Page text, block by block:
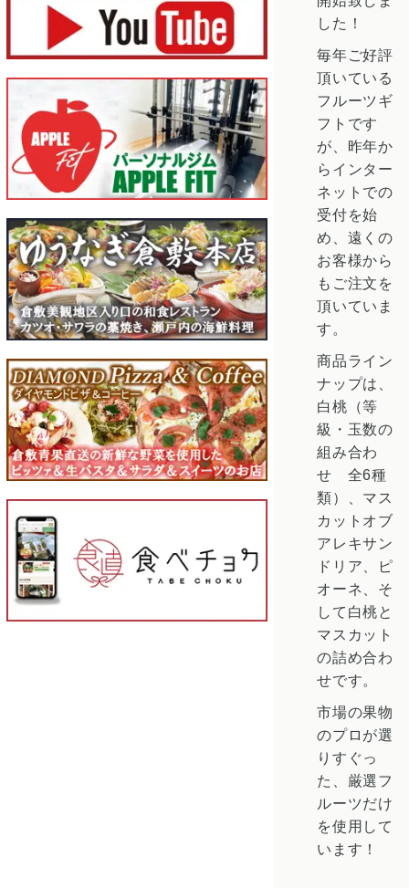
した！
毎年ご好評
頂いている
フルーツギ
フトです
が、昨年か
らインター
ネットでの
受付を始
め、遠くの
お客様から
もご注文を
頂いていま
す。
商品ライン
ナップは、
白桃（等
級・玉数の
組み合わ
せ 全6種
類）、マス
カットオブ
アレキサン
ドリア、ピ
オーネ、そ
して白桃と
マスカット
の詰め合わ
せです。
市場の果物
のプロが選
りすぐっ
た、厳選フ
ルーツだけ
を使用して
います！